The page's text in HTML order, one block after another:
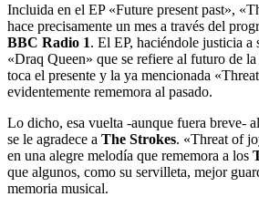
Incluida en el EP «Future present past»,
hace precisamente un mes a través del
BBC Radio 1. El EP, haciéndole justicia a
«Draq Queen» que se refiere al futuro de
toca el presente y la ya mencionada
evidentemente rememora al pasado.
Lo dicho, esa vuelta -aunque fuera breve-
se le agradece a The Strokes. «Threat of
en una alegre melodía que rememora a los
que algunos, como su servilleta, mejor
memoria musical.